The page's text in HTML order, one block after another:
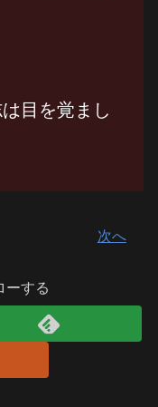
目を覚まし
次へ
ーする